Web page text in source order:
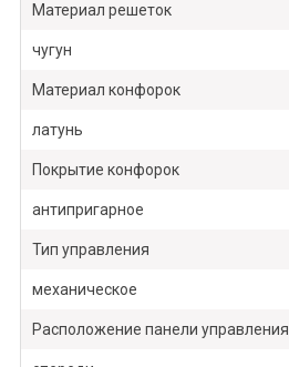
Материал решеток
чугун
Материал конфорок
латунь
Покрытие конфорок
антипригарное
Тип управления
механическое
Расположение панели управления